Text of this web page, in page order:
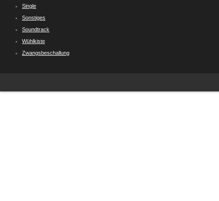
Single
Sonstiges
Soundtrack
Wühlkiste
Zwangsbeschallung